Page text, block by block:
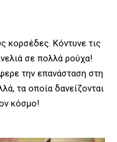
κορσέδες. Κόντυνε τις
σε πολλά ρούχα!
την επανάσταση στη
τα οποία δανείζονται
κόσμο!